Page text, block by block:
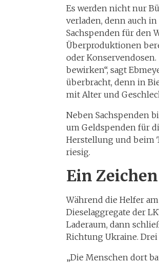
Es werden nicht nur
verladen, denn auch
Sachspenden für den
Überproduktionen
oder
bewirken“, sagt
überbracht, denn in
mit Alter und
Neben Sachspenden
um Geldspenden für
Herstellung und beim
riesig.
Ein
Während die Helfer
Dieselaggregate der
Laderaum, dann
Richtung Ukraine.
„Die Menschen dort